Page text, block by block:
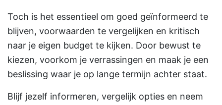
Toch is het essentieel om goed geïnformeerd te
blijven, voorwaarden te vergelijken en kritisch
naar je eigen budget te kijken. Door bewust te
kiezen, voorkom je verrassingen en maak je een
beslissing waar je op lange termijn achter staat.
Blijf jezelf informeren, vergelijk opties en neem